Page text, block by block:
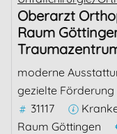
Oberarzt
Raum
moderne
gezielte Förderung
31117
Raum Göttingen